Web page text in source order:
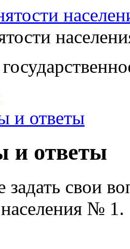
и ответы
и ответы
свои
населения № 1.